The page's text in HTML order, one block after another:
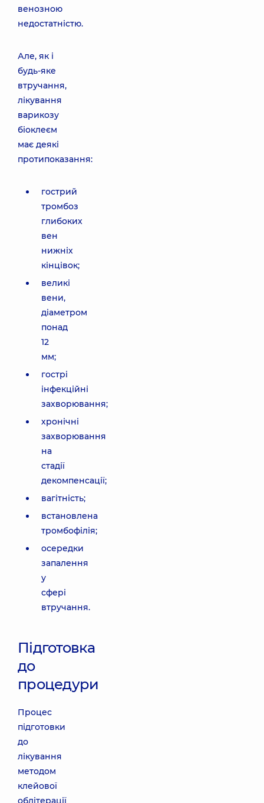
венозною
недостатністю.
Але, як і
будь-яке
втручання,
лікування
варикозу
біоклеєм
має деякі
протипоказання:
гострий
тромбоз
глибоких
вен
нижніх
кінцівок;
великі
вени,
діаметром
понад
12
мм;
гострі
інфекційні
захворювання;
хронічні
захворювання
на
стадії
декомпенсації;
вагітність;
встановлена
тромбофілія;
осередки
запалення
у
сфері
втручання.
Підготовка
до
процедури
Процес
підготовки
до
лікування
методом
клейової
облітерації